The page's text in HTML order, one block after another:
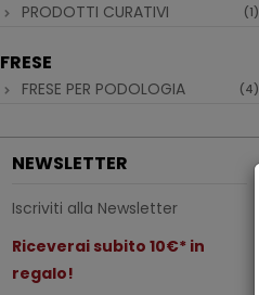
PRODOTTI CURATIVI (1)
FRESE
FRESE PER PODOLOGIA (4)
NEWSLETTER
Iscriviti alla Newsletter
Riceverai subito 10€* in
regalo!